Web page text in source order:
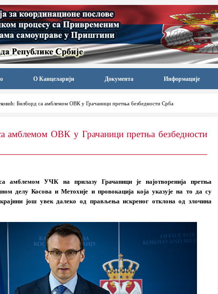
О Канцеларији Документа Информације
Билборд са амблемом ОВК у Грачаници претња безбедности Срба
амблемом ОВК у Грачаници претња безбедности
амблемом УЧК на прилазу Грачаници је најотворенија претња
делу Косова и Метохије и провокација која указује на то да су
још увек далеко од прављења искреног отклона од злочина